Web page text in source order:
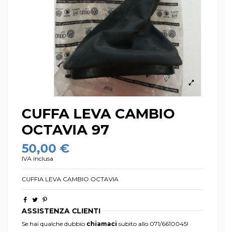
CUFFA LEVA CAMBIO
OCTAVIA 97
50,00 €
IVA inclusa
CUFFIA LEVA CAMBIO OCTAVIA
ASSISTENZA CLIENTI
Se hai qualche dubbio chiamaci subito allo 071/6610045!